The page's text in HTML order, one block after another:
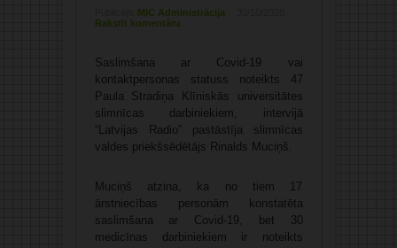
MIC Administrācija
Rakstīt komentāru
Saslimšana ar Covid-19 vai
kontaktpersonas statuss noteikts 47
Paula Stradiņa Klīniskās universitātes
slimnīcas darbiniekiem, intervijā
“Latvijas Radio” pastāstīja slimnīcas
valdes priekšsēdētājs Rinalds Muciņš.
Muciņš atzina, ka no tiem 17
ārstniecības personām konstatēta
saslimšana ar Covid-19, bet 30
medicīnas darbiniekiem ir noteikts